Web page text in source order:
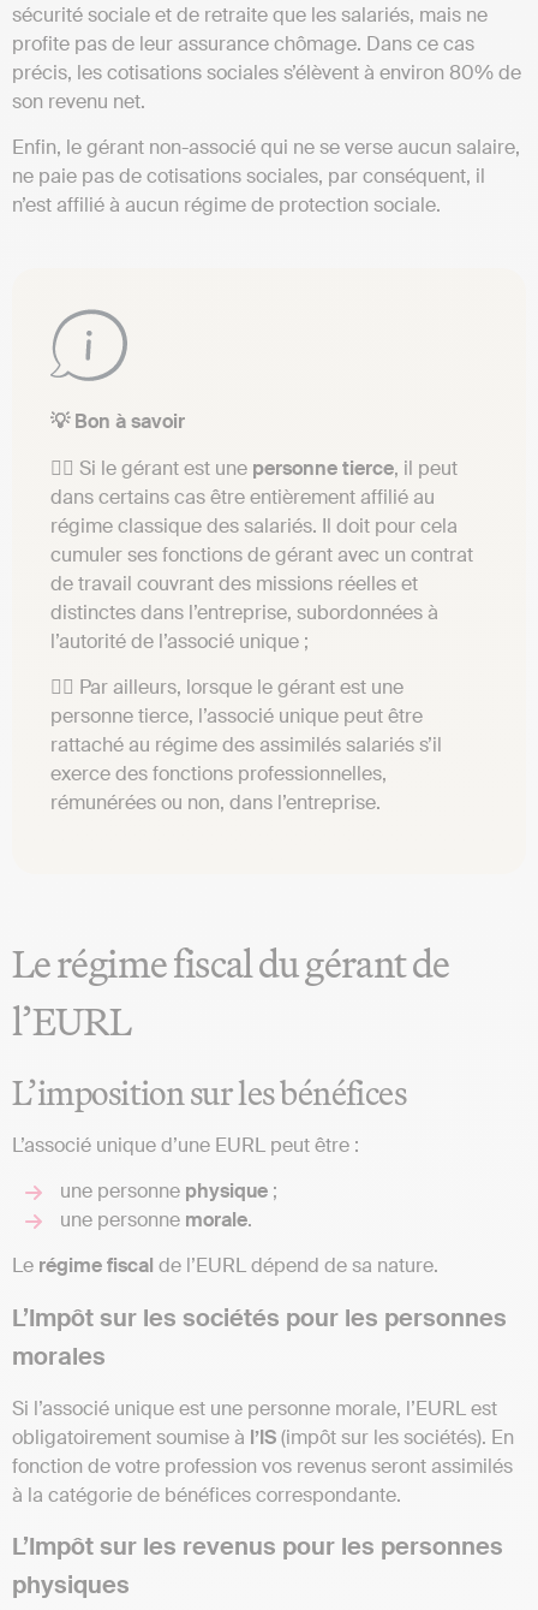
sécurité sociale et de retraite que les salariés, mais ne
profite pas de leur assurance chômage. Dans ce cas
précis, les cotisations sociales s’élèvent à environ 80% de
son revenu net.
Enfin, le gérant non-associé qui ne se verse aucun salaire,
ne paie pas de cotisations sociales, par conséquent, il
n’est affilié à aucun régime de protection sociale.
💡 Bon à savoir
👉🏼 Si le gérant est une personne tierce, il peut
dans certains cas être entièrement affilié au
régime classique des salariés. Il doit pour cela
cumuler ses fonctions de gérant avec un contrat
de travail couvrant des missions réelles et
distinctes dans l’entreprise, subordonnées à
l’autorité de l’associé unique ;
👉🏼 Par ailleurs, lorsque le gérant est une
personne tierce, l’associé unique peut être
rattaché au régime des assimilés salariés s’il
exerce des fonctions professionnelles,
rémunérées ou non, dans l’entreprise.
Le régime fiscal du gérant de
l’EURL
L’imposition sur les bénéfices
L’associé unique d’une EURL peut être :
une personne physique ;
une personne morale.
Le régime fiscal de l’EURL dépend de sa nature.
L’Impôt sur les sociétés pour les personnes
morales
Si l’associé unique est une personne morale, l’EURL est
obligatoirement soumise à l’IS(impôt sur les sociétés). En
fonction de votre profession vos revenus seront assimilés
à la catégorie de bénéfices correspondante.
L’Impôt sur les revenus pour les personnes
physiques